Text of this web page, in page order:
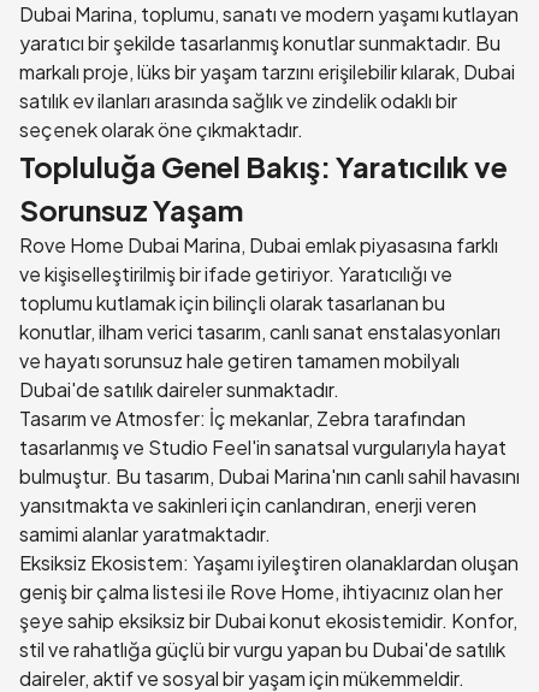
Dubai Marina, toplumu, sanatı ve modern yaşamı kutlayan
yaratıcı bir şekilde tasarlanmış konutlar sunmaktadır. Bu
markalı proje, lüks bir yaşam tarzını erişilebilir kılarak, Dubai
satılık ev ilanları arasında sağlık ve zindelik odaklı bir
seçenek olarak öne çıkmaktadır.
Topluluğa Genel Bakış: Yaratıcılık ve
Sorunsuz Yaşam
Rove Home Dubai Marina, Dubai emlakpiyasasına farklı
ve kişiselleştirilmiş bir ifade getiriyor. Yaratıcılığı ve
toplumu kutlamak için bilinçli olarak tasarlanan bu
konutlar, ilham verici tasarım, canlı sanat enstalasyonları
ve hayatı sorunsuz hale getiren tamamen mobilyalı
Dubai'de satılık daireler sunmaktadır.
Tasarım ve Atmosfer: İç mekanlar, Zebra tarafından
tasarlanmış ve Studio Feel'in sanatsal vurgularıyla hayat
bulmuştur. Bu tasarım, Dubai Marina'nın canlı sahil havasını
yansıtmakta ve sakinleri için canlandıran, enerji veren
samimi alanlar yaratmaktadır.
Eksiksiz Ekosistem: Yaşamı iyileştiren olanaklardan oluşan
geniş bir çalma listesi ile Rove Home, ihtiyacınız olan her
şeye sahip eksiksiz bir Dubai konut ekosistemidir. Konfor,
stil ve rahatlığa güçlü bir vurgu yapan bu Dubai'de satılık
daireler, aktif ve sosyal bir yaşam için mükemmeldir.